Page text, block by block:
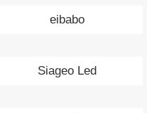
eibabo
Siageo Led